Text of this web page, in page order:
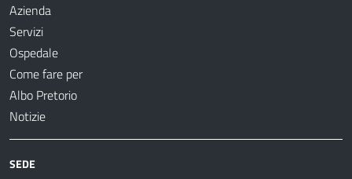
Azienda
Servizi
Ospedale
Come fare per
Albo Pretorio
Notizie
SEDE